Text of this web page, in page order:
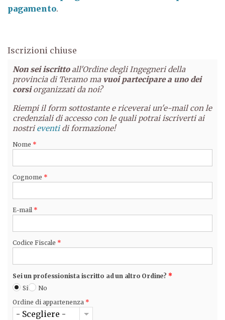
pagamento.
Iscrizioni chiuse
Non sei iscrittoall'Ordine degli Ingegneri della
provincia di Teramo ma vuoi partecipare a uno dei
corsiorganizzati da noi?
Riempi il form sottostante e riceverai un'e-mail con le
credenziali di accesso con le quali potrai iscriverti ai
nostrieventidi formazione!
Nome *
Cognome *
E-mail *
Codice Fiscale *
Sei un professionista iscritto ad un altro Ordine? *
Si
No
Ordine di appartenenza *
- Scegliere -